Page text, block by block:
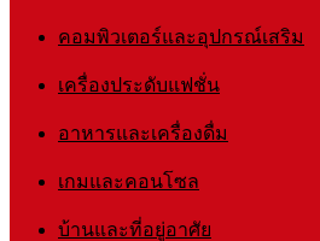
คอมพิวเตอร์และอุปกรณ์เสริม
เครื่องประดับแฟชั่น
อาหารและเครื่องดื่ม
เกมและคอนโซล
บ้านและที่อยู่อาศัย